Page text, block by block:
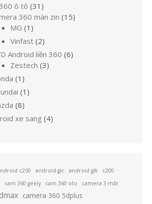
phẩm
ô tô 31 31
sản
360 màn zin 1515
MG 1 1
sản
phẩm
Vinfast 22
sản
phẩm
Android liền 360 66
Zestech 33
1 1
sản
1 1
88
sản
phẩm
xe sang 44
c250 android glc android glk
c200
cam 360 geely cam 360 oto camera 3 mắt
camera 360 5dplus